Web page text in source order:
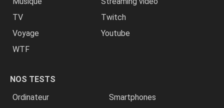
TV
Twitch
Voyage
Youtube
WTF
NOS TESTS
Ordinateur
Smartphones